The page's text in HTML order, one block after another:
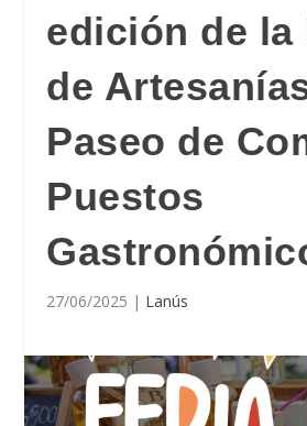
edición de la
de
Paseo de
Puestos
27/06/2025 | Lanús